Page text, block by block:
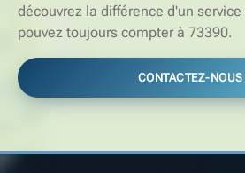
découvrez la différence d'un
pouvez toujours compter à 73390.
CONTACTEZ-NOUS